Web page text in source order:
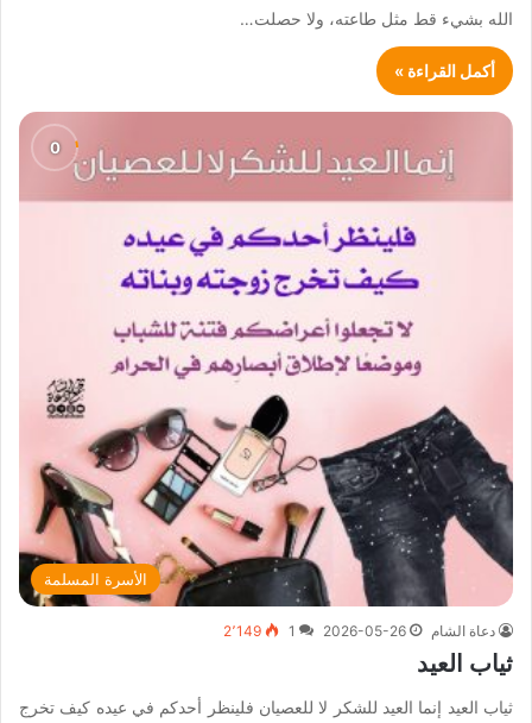
الله بشيء قط مثل طاعته، ولا حصلت…
أكمل القراءة »
الأسرة المسلمة
دعاة الشام 2026-05-26
1 2٬149
ثياب العيد
ثياب العيد إنما العيد للشكر لا للعصيان فلينظر أحدكم في عيده كيف تخرج